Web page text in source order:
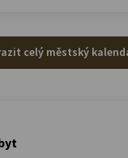
celý městský